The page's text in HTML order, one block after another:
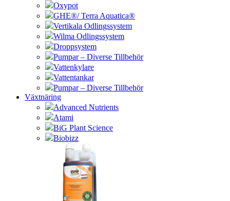
Oxypot
GHE®/ Terra Aquatica®
Vertikala Odlingssystem
Wilma Odlingssystem
Droppsystem
Pumpar – Diverse Tillbehör
Vattenkylare
Vattentankar
Pumpar – Diverse Tillbehör
Växtnäring
Advanced Nutrients
Atami
BiG Plant Science
Biobizz